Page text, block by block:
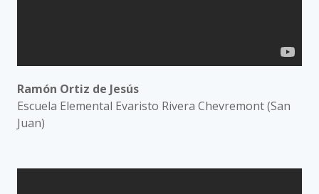
Ramón Ortiz de Jesús
Escuela Elemental Evaristo Rivera Chevremont (San
Juan)